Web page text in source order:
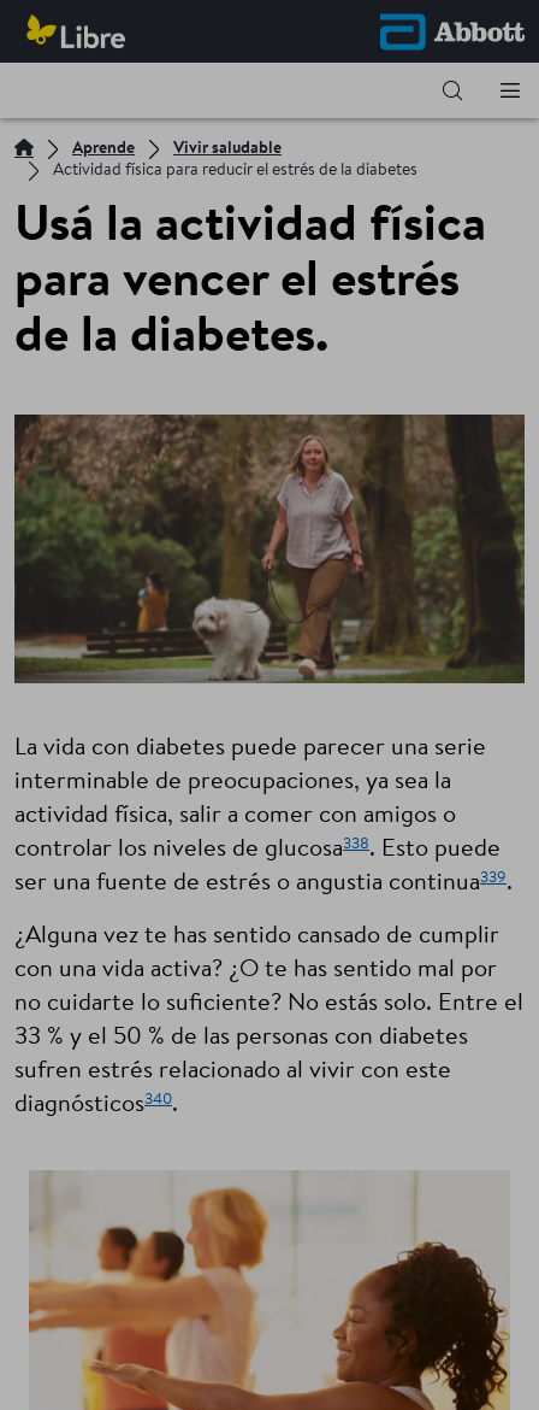
Aprende
Vivir saludable
Actividad física para reducir el estrés de la diabetes
Usá la actividad física
para vencer el estrés
de la diabetes.
La vida con diabetes puede parecer una serie
interminable de preocupaciones, ya sea la
actividad física, salir a comer con amigos o
controlar los niveles de glucosa338. Esto puede
ser una fuente de estrés o angustia continua339.
¿Alguna vez te has sentido cansado de cumplir
con una vida activa? ¿O te has sentido mal por
no cuidarte lo suficiente? No estás solo. Entre el
33 % y el 50 % de las personas con diabetes
sufren estrés relacionado al vivir con este
diagnósticos340.